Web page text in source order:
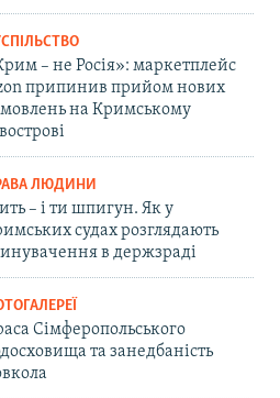
– не Росія»: маркетплейс
припинив прийом нових
на Кримському
ЛЮДИНИ
– і ти шпигун. Як у
судах розглядають
в держзраді
Сімферопольського
та занедбаність